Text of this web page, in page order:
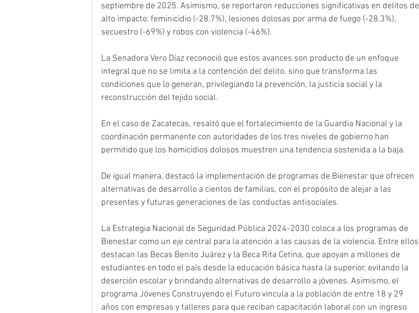
septiembre de 2025. Asimismo, se reportaron reducciones significativas en delitos de
alto impacto: feminicidio (-28.7%), lesiones dolosas por arma de fuego (-28.3%),
secuestro (-69%) y robos con violencia (-46%).
La Senadora Vero Díaz reconoció que estos avances son producto de un enfoque
integral que no se limita a la contención del delito, sino que transforma las
condiciones que lo generan, privilegiando la prevención, la justicia social y la
reconstrucción del tejido social.
En el caso de Zacatecas, resaltó que el fortalecimiento de la Guardia Nacional y la
coordinación permanente con autoridades de los tres niveles de gobierno han
permitido que los homicidios dolosos muestren una tendencia sostenida a la baja.
De igual manera, destacó la implementación de programas de Bienestar que ofrecen
alternativas de desarrollo a cientos de familias, con el propósito de alejar a las
presentes y futuras generaciones de las conductas antisociales.
La Estrategia Nacional de Seguridad Pública 2024-2030 coloca a los programas de
Bienestar como un eje central para la atención a las causas de la violencia. Entre ellos
destacan las Becas Benito Juárez y la Beca Rita Cetina, que apoyan a millones de
estudiantes en todo el país desde la educación básica hasta la superior, evitando la
deserción escolar y brindando alternativas de desarrollo a jóvenes. Asimismo, el
programa Jóvenes Construyendo el Futuro vincula a la población de entre 18 y 29
años con empresas y talleres para que reciban capacitación laboral con un ingreso